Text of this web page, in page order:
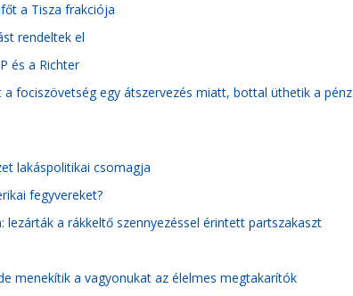
a Tisza frakciója
rendeltek el
és a Richter
fociszövetség egy átszervezés miatt, bottal üthetik a pénz
lakáspolitikai csomagja
fegyvereket?
a rákkeltő szennyezéssel érintett partszakaszt
menekítik a vagyonukat az élelmes megtakarítók